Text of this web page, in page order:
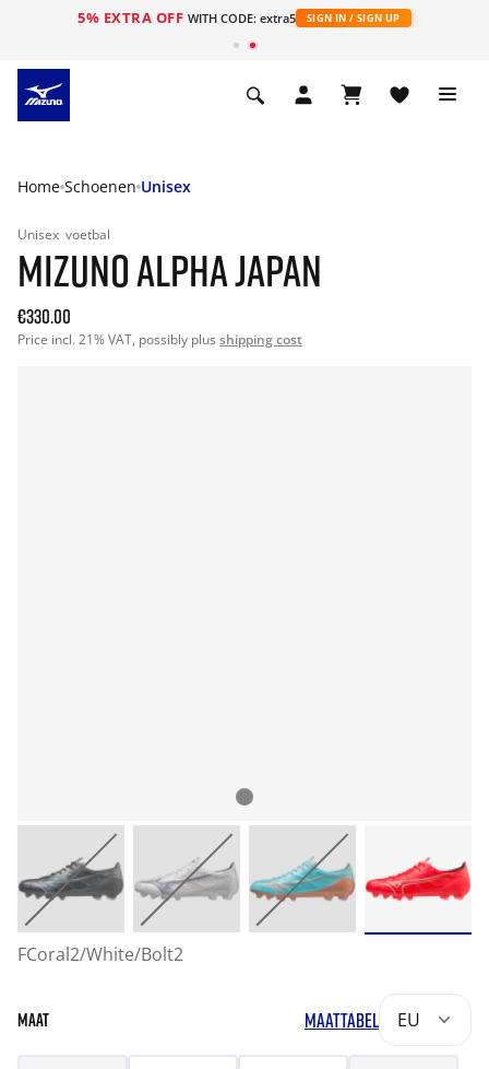
5% EXTRA OFF WITH CODE: extra5 SIGN IN / SIGN UP
Home Schoenen Unisex
Unisex voetbal
MIZUNO ALPHA JAPAN
€330.00
Price incl. 21% VAT, possibly plus shipping cost
FCoral2/White/Bolt2
MAAT MAATTABEL EU